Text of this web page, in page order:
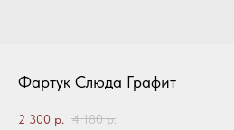
Фартук Слюда Графит
2 300 р. 4 180 р.